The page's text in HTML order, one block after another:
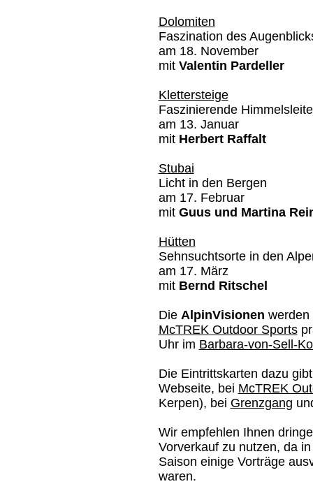
Dolomiten
Faszination des
am 18. November
mit Valentin Pardeller
Klettersteige
Faszinierende
am 13. Januar
mit Herbert Raffalt
Stubai
Licht in den Bergen
am 17. Februar
mit Guus und Martina
Hütten
Sehnsuchtsorte in den
am 17. März
mit Bernd Ritschel
Die AlpinVisionen werden
McTREK Outdoor Sports
Uhr im Barbara-von-Sell-
Die Eintrittskarten dazu
Webseite, bei McTREK
Kerpen), bei Grenzgang
Wir empfehlen Ihnen
Vorverkauf zu nutzen, da
Saison einige Vorträge
waren.